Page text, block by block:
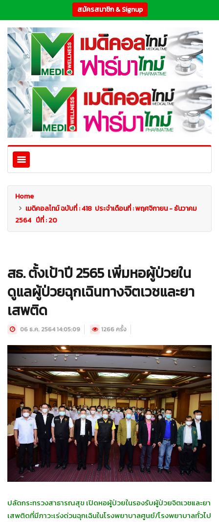
สมัครสมาชิก & Signup
Home
เมดิคอลไทม์ ฉบับที่ : 418 ประจำเดือนที่ : พฤศจิกายน - ธันวาคม
2564 ปีที่ : 20
สธ. ตั้งเป้าปี 2565 เพิ่มหอผู้ป่วยใน
ดูแลผู้ป่วยฉุกเฉินทางจิตเวชและยา
เสพติด
06 ธ.ค. 2564 14:05:09 1266 ครั้ง
ปลัดกระทรวงสาธารณสุข เปิดหอผู้ป่วยในรองรับผู้ป่วยจิตเวชและยา
เสพติดที่มีภาวะเร่งด่วนฉุกเฉินในโรงพยาบาลศูนย์/โรงพยาบาลทั่วไป